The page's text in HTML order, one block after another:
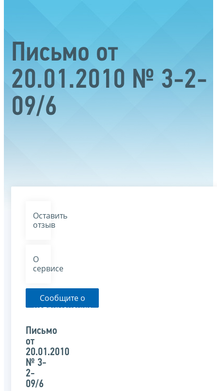
Письмо от
20.01.2010 № 3-2-
09/6
Оставить
отзыв
О
сервисе
Сообщите о
неприменении
органом
письма
Письмо
от
20.01.2010
№ 3-
2-
09/6